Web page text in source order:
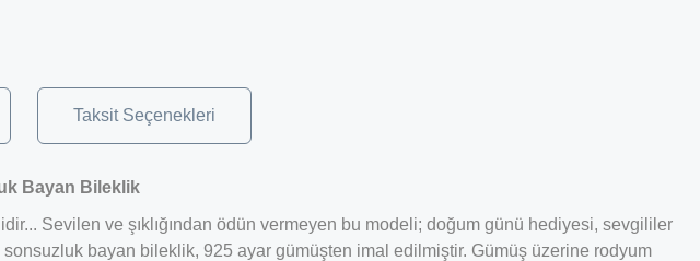
Taksit Seçenekleri
Bayan Bileklik
Sevilen ve şıklığından ödün vermeyen bu modeli; doğum günü hediyesi, sevgililer
bayan bileklik, 925 ayar gümüşten imal edilmiştir. Gümüş üzerine rodyum